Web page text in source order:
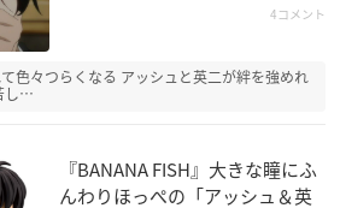
4コメント
色々つらくなる アッシュと英二が絆を強めれ
し…
『BANANA FISH』大きな瞳にふ
んわりほっぺの「アッシュ＆英